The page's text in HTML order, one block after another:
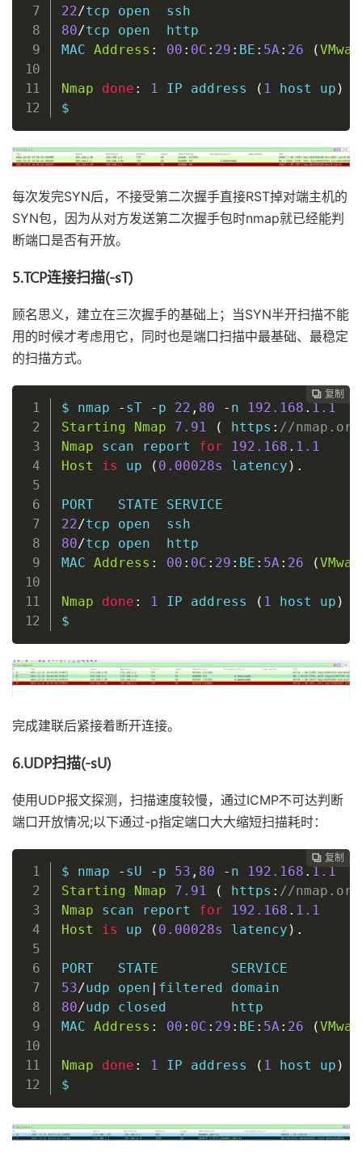
22/tcp open
ssh
80/tcp open
  http
MAC Address : 00 : 0C : 29 : BE : 5A: 26 (
Nmap done : 1 IP address ( 1 host up )
$
每次发完SYN后，不接受第二次握手直接RST掉对端主机的
SYN包，因为从对方发送第二次握手包时nmap就已经能判
断端口是否有开放。
5.TCP连接扫描(-sT)
顾名思义，建立在三次握手的基础上；当SYN半开扫描不能
用的时候才考虑用它，同时也是端口扫描中最基础、最稳定
的扫描方式。
 复制
 复制
 复制
 复制
 复制
 复制
 复制
 复制
 复制
 复制
 复制
 复制
 复制
 复制
 复制
 复制
 复制
 复制
 复制
 复制
 复制
 复制
 复制
 复制
 复制
 复制
 复制
 复制
 复制
 复制
 复制
$ nmap - sT - p 22 , 80 - n 192.168 . 1.1
Starting
Nmap 7.91 ( https : //
Nmap scan report for 192.168 . 1.1
Host
is up ( 0 .00028s latency ) .
22/tcp open
ssh
80/tcp open
  http
MAC Address : 00 : 0C : 29 : BE : 5A: 26 (
Nmap done : 1 IP address ( 1 host up )
$
完成建联后紧接着断开连接。
6.UDP扫描(-sU)
使用UDP报文探测，扫描速度较慢，通过ICMP不可达判断
端口开放情况;以下通过-p指定端口大大缩短扫描耗时：
 复制
 复制
 复制
 复制
 复制
 复制
 复制
 复制
 复制
 复制
 复制
 复制
 复制
 复制
 复制
 复制
 复制
 复制
 复制
 复制
 复制
 复制
 复制
 复制
 复制
 复制
 复制
 复制
 复制
 复制
$ nmap - sU - p 53 , 80 - n 192.168 . 1.1
Starting
Nmap 7.91 ( https : //
Nmap scan report for 192.168 . 1.1
Host
is up ( 0 .00028s latency ) .
53/udp open |
80/udp closed        http
MAC Address : 00 : 0C : 29 : BE : 5A: 26 (
Nmap done : 1 IP address ( 1 host up )
$